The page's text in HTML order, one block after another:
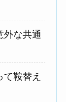
外な共通
鞍替え